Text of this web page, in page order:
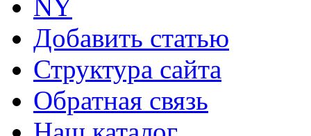
NY
Добавить статью
Структура сайта
Обратная связь